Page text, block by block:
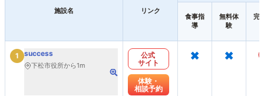
施設名 リンク
食事指
導
無料体
験
完
1 success
下松市役所から1m
公式
サイト
体験・
相談予約
× ×